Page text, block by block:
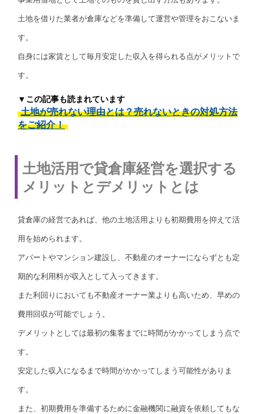
土地を借りた業者が倉庫などを準備して運営や管理をおこないま
す。
自身には家賃として毎月安定した収入を得られる点がメリットで
す。
▼この記事も読まれています
土地が売れない理由とは？売れないときの対処方法
をご紹介！
土地活用で貸倉庫経営を選択する
メリットとデメリットとは
貸倉庫の経営であれば、他の土地活用よりも初期費用を抑えて活
用を始められます。
アパートやマンション建設し、不動産のオーナーにならずとも定
期的な利用料が収入として入ってきます。
また利回りにおいても不動産オーナー業よりも高いため、早めの
費用回収が可能でしょう。
デメリットとしては最初の集客までに時間がかかってしまう点で
す。
安定した収入になるまで時間がかかってしまう可能性がありま
す。
また、初期費用を準備するために金融機関に融資を依頼してもな